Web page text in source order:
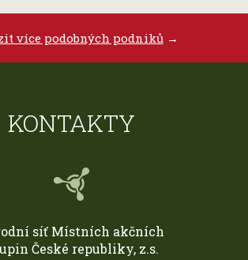
více podobných podniků→
KONTAKTY
síť Místních akčních
České republiky, z.s.